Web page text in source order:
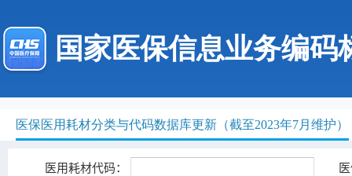
国家医保信息业务编码
医保医用耗材分类与代码数据库更新（截至2023年7月维护）